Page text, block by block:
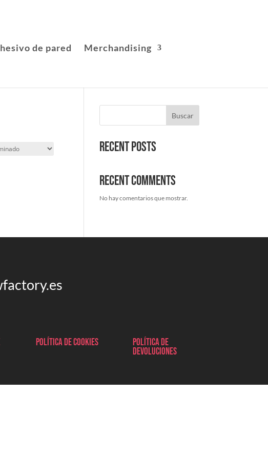
de pared
Merchandising
Buscar
Recent Posts
Recent Comments
No hay comentarios que mostrar.
Política de cookies Política de
devoluciones